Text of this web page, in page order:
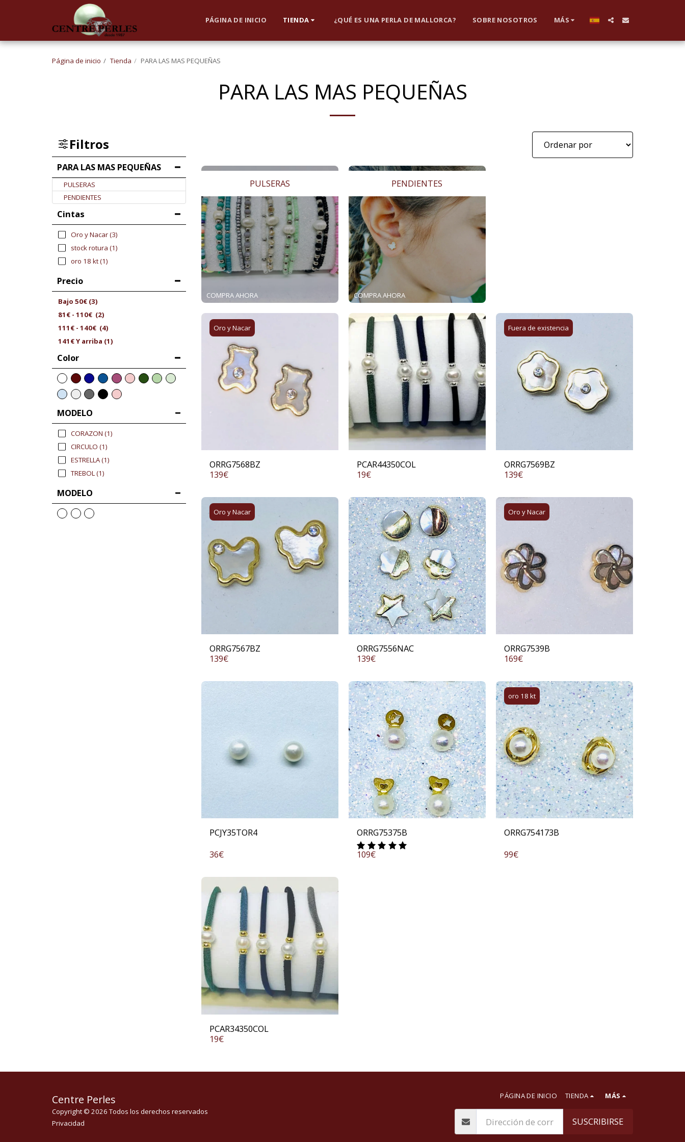
PÁGINA DE INICIO TIENDA ¿QUÉ ES UNA PERLA DE MALLORCA? SOBRE NOSOTROS MÁS
Página de inicio Tienda PARA LAS MAS PEQUEÑAS
PARA LAS MAS PEQUEÑAS
Filtros
PARA LAS MAS PEQUEÑAS
PULSERAS
PENDIENTES
Precio
Bajo 50€ (3)
81 € - 110€ (2)
111 € - 140€ (4)
141 €Y arriba (1)
Color
MODELO
MODELO
CORAZON (1)
CIRCULO (1)
ESTRELLA(1)
TREBOL(1)
Cintas
Oro y Nacar(3)
stock rotura (1)
oro 18 kt(1)
COMPRA AHORA
PULSERAS
COMPRA AHORA
PENDIENTES
Oro y Nacar
ORRG7568BZ
139€
PCAR44350COL
19€
Fuera de existencia
ORRG7569BZ
139€
Oro y Nacar
ORRG7567BZ
139€
ORRG7556NAC
139€
Oro y Nacar
ORRG7539B
169€
PCJY35TOR4
36€
ORRG75375B
109€
oro 18 kt
ORRG754173B
99€
PCAR34350COL
19€
Centre Perles
Copyright © 2026 Todos los derechos reservados
Privacidad
PÁGINA DE INICIO TIENDA MÁS
SUSCRIBIRSE